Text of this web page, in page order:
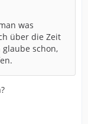
was
über die Zeit
schon,